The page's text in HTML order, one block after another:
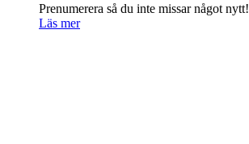
Prenumerera så du inte missar något nytt!
Läs mer